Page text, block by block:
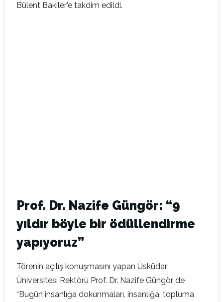
Bülent Bakiler'e takdim edildi.
Prof. Dr. Nazife Güngör: “9
yıldır böyle bir ödüllendirme
yapıyoruz”
Törenin açılış konuşmasını yapan Üsküdar
Üniversitesi Rektörü Prof. Dr. Nazife Güngör de
“Bugün insanlığa dokunmaları, insanlığa, topluma